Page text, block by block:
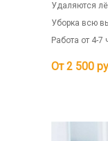
Удаляются
Уборка всю
Работа от 4-7
От 2 500